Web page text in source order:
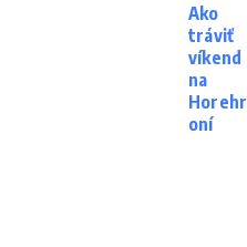
Ako
tráviť
víkend
na
Horehr
oní